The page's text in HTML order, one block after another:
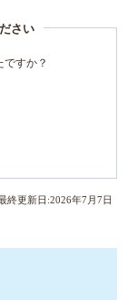
さい
すか？
終更新日:2026年7月7日